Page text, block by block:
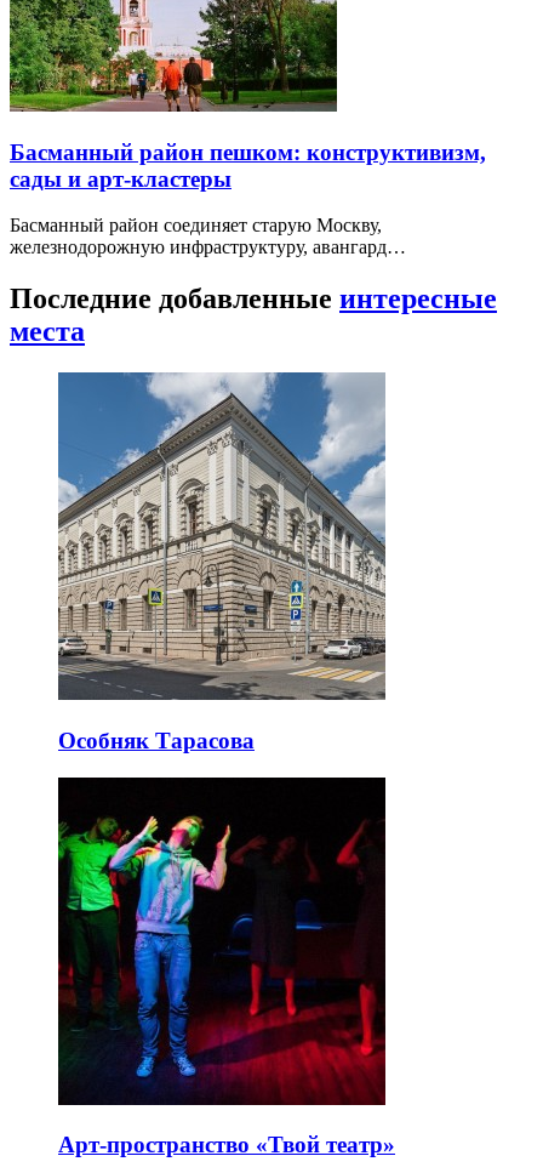
Басманный район пешком: конструктивизм,
сады и арт-кластеры
Басманный район соединяет старую Москву,
железнодорожную инфраструктуру, авангард…
Последние добавленные интересные
места
Особняк Тарасова
Арт-пространство «Твой театр»